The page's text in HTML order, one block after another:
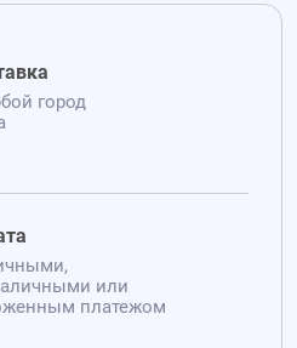
город
или
платежом